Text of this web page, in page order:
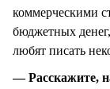
коммерческими
бюджетных
любят писать
— Расскажите,